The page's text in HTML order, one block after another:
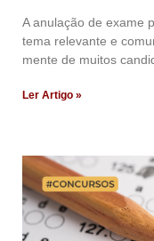
A anulação de exame
tema relevante e
mente de muitos
Ler Artigo »